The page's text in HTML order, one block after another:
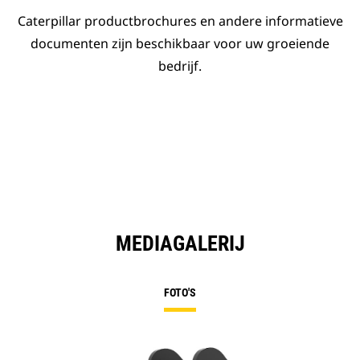
Caterpillar productbrochures en andere informatieve
documenten zijn beschikbaar voor uw groeiende
bedrijf.
MEDIAGALERIJ
FOTO'S